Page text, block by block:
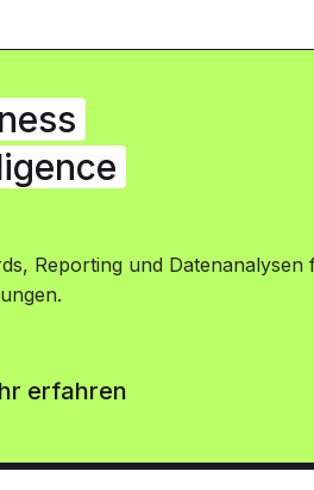
Reporting und Datenanalysen
erfahren